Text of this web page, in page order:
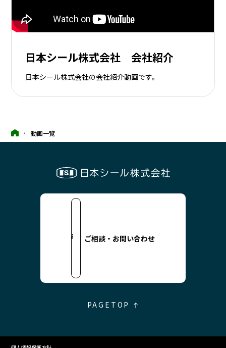
日本シール株式会社 会社紹介
日本シール株式会社の会社紹介動画です。
動画一覧
ご相談・お問い合わせ
PAGETOP